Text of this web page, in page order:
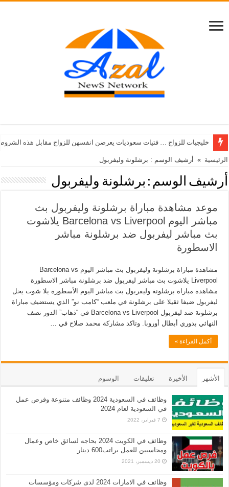
خليجيات للزواج … فتيات سعوديات يعرضن انفسهن للزواج مقابل هذه
الرئيسية » أرشيف الوسم : برشلونة وليفربول
أرشيف الوسم : برشلونة وليفربول
موعد مشاهدة مباراة برشلونة وليفربول بث
مباشر اليوم Barcelona vs Liverpool يلاشوت
بث مباشر ليفربول ضد برشلونة مباشر
الاسطورة
مشاهدة مباراة برشلونة وليفربول بث مباشر اليوم Barcelona vs
Liverpool يلاشوت بث مباشر ليفربول ضد برشلونة مباشر الاسطورة
مشاهدة مباراة برشلونة وليفربول بث مباشر اليوم الأسطورة يلا شوت يحل
ليفربول ضيفا ثقيلا على برشلونة في ملعب “كامب نو” الذي يستضيف مباراة
برشلونة ضد ليفربول Barcelona vs Liverpool في “ذهاب” الدور نصف
النهائي بدوري أبطال أوروبا. وتاكد مشاركة محمد صلاح في …
أكمل القراءة »
الأشهر الأخيرة تعليقات الوسوم
وظائف في السعودية 2024 وظائف متنوعة وفرص عمل
في السعودية لعام 2024
7 فبراير، 2022
وظائف في الكويت 2024 بحاجه لسائق خاص وعمال
ومحاسبين للعمل براتب600 دينار
20 ديسمبر، 2021
وظائف في الامارات 2024 لدى شركات ومؤسسات